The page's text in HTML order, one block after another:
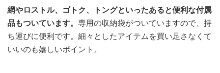
網やロストル、ゴトク、トングといったあると便利な付属
品もついています。 専用の収納袋がついていますので、持
ち運びに便利です。細々としたアイテムを買い足さなくて
いいのも嬉しいポイント。